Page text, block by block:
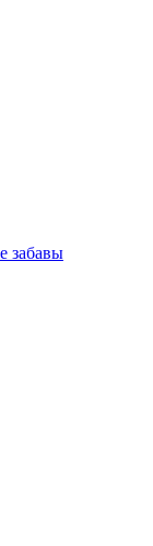
забавы